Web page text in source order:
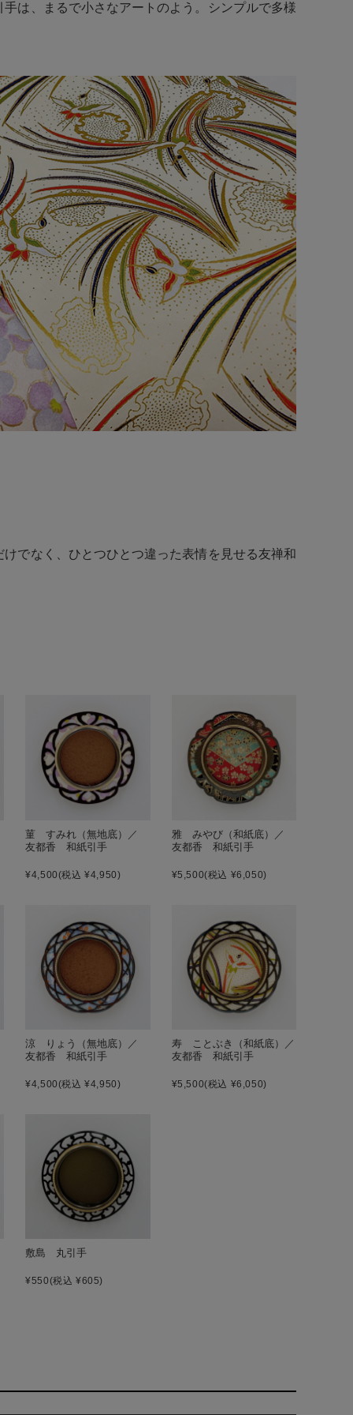
は、まるで小さなアートのよう。シンプルで多様
でなく、ひとつひとつ違った表情を見せる友禅和
菫 すみれ（無地底）／
友都香 和紙引手
¥4,500(税込 ¥4,950)
雅 みやび（和紙底）／
友都香 和紙引手
¥5,500(税込 ¥6,050)
涼 りょう（無地底）／
友都香 和紙引手
¥4,500(税込 ¥4,950)
寿 ことぶき（和紙底）／
友都香 和紙引手
¥5,500(税込 ¥6,050)
敷島 丸引手
¥550(税込 ¥605)